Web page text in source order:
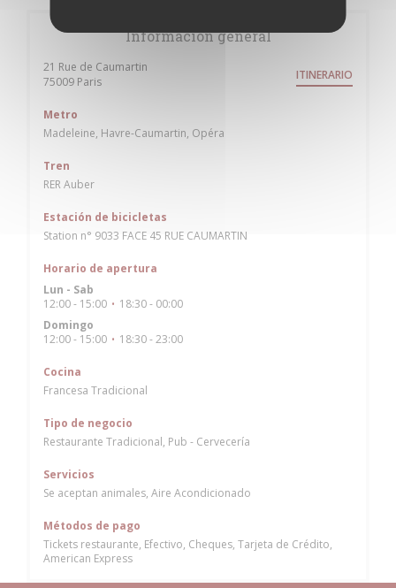
Información general
21 Rue de Caumartin
75009 Paris((abre en una nueva ventana)) ITINERARIO
Metro
Madeleine, Havre-Caumartin, Opéra
Tren
RER Auber
Estación de bicicletas
Station n° 9033 FACE 45 RUE CAUMARTIN
Horario de apertura
Lun - Sab
12:00 - 15:00 • 18:30 - 00:00
Domingo
12:00 - 15:00 • 18:30 - 23:00
Cocina
Francesa Tradicional
Tipo de negocio
Restaurante Tradicional, Pub - Cervecería
Servicios
Se aceptan animales, Aire Acondicionado
Métodos de pago
Tickets restaurante, Efectivo, Cheques, Tarjeta de Crédito,
American Express